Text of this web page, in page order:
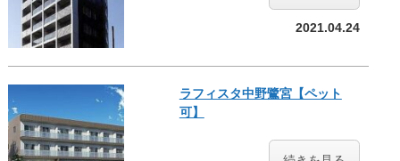
2021.04.24
ラフィスタ中野鷺宮【ペット
可】